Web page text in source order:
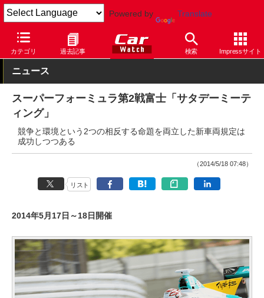
Powered by Translate
カテゴリ 過去記事 検索 Impressサイト
Car Watch モータースポーツ スーパーフォーミュラ
ニュース
スーパーフォーミュラ第2戦富士「サタデーミーテ
ィング」
競争と環境という2つの相反する命題を両立した新車両規定は
成功しつつある
（2014/5/18 07:48）
リスト
2014年5月17日～18日開催